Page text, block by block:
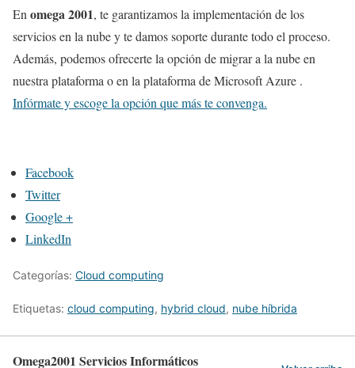
Enomega 2001, te garantizamos la implementación de los
servicios en la nube y te damos soporte durante todo el proceso.
Además, podemos ofrecerte la opción de migrar a la nube en
nuestra plataforma o en la plataforma de Microsoft Azure .
Infórmate y escoge la opción que más te convenga.
Facebook
Twitter
Google +
LinkedIn
Categorías: Cloud computing
Etiquetas: cloud computing, hybrid cloud, nube híbrida
Omega2001 Servicios Informáticos